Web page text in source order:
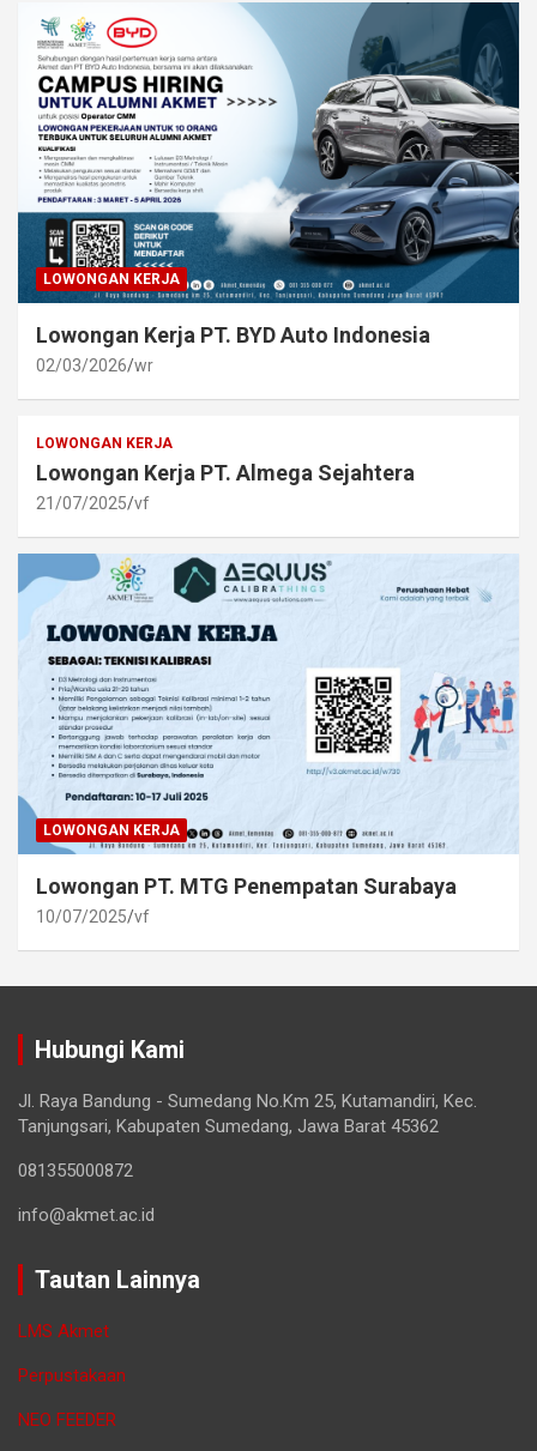
LOWONGAN KERJA
Lowongan Kerja PT. BYD Auto Indonesia
02/03/2026 wr
LOWONGAN KERJA
Lowongan Kerja PT. Almega Sejahtera
21/07/2025 vf
LOWONGAN KERJA
Lowongan PT. MTG Penempatan Surabaya
10/07/2025 vf
Hubungi Kami
Jl. Raya Bandung - Sumedang No.Km 25, Kutamandiri, Kec.
Tanjungsari, Kabupaten Sumedang, Jawa Barat 45362
081355000872
info@akmet.ac.id
Tautan Lainnya
LMS Akmet
Perpustakaan
NEO FEEDER